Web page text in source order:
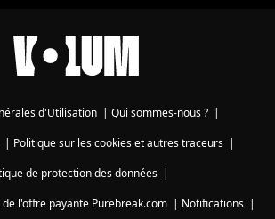
d'Utilisation | Qui sommes-nous ? |
Politique sur les cookies et autres traceurs|
de protection des données|
l'offre payante Purebreak.com | Notifications |